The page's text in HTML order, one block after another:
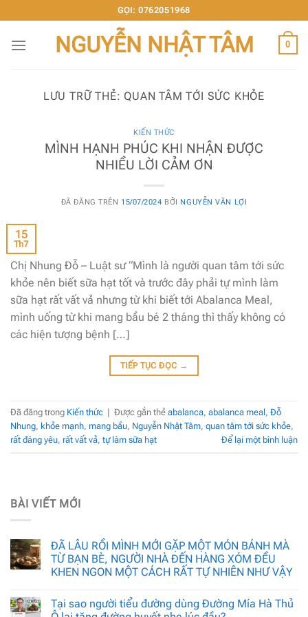
đến
nội
GỌI: 0762051968
NGUYỄN NHẬT TÂM 0
LƯU TRỮ THẺ: QUAN TÂM TỚI SỨC KHỎE
KIẾN THỨC
MÌNH HẠNH PHÚC KHI NHẬN ĐƯỢC
NHIỀU LỜI CẢM ƠN
ĐÃ ĐĂNG TRÊN 15/07/2024 BỞI NGUYỄN VĂN LỢI
15
Th7
Chị Nhung Đỗ – Luật sư “Mình là người quan tâm tới sức
khỏe nên biết sữa hạt tốt và trước đây phải tự mình làm
sữa hạt rất vất vả nhưng từ khi biết tới Abalanca Meal,
mình uống từ khi mang bầu bé 2 tháng thì thấy không có
các hiện tượng bệnh […]
TIẾP TỤC ĐỌC →
Đã đăng trong Kiến thức Được gắn thẻ abalanca, abalanca meal, Đỗ
Nhung, khỏe mạnh, mang bầu, Nguyễn Nhật Tâm, quan tâm tới sức khỏe,
rất đáng yêu, rất vất vả, tự làm sữa hạt Để lại một bình luận
BÀI VIẾT MỚI
ĐÃ LÂU RỒI MÌNH MỚI GẶP MỘT MÓN BÁNH MÀ
TỪ BẠN BÈ, NGƯỜI NHÀ ĐẾN HÀNG XÓM ĐỀU
KHEN NGON MỘT CÁCH RẤT TỰ NHIÊN NHƯ VẬY
Tại sao người tiểu đường dùng Đường Mía Hà Thủ